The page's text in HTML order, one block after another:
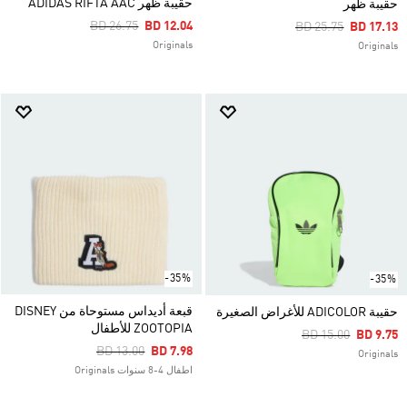
حقيبة ظهر
Price Reduced
BD 25.75ToBD 17.13
Originals
حقيبة ظهر ADIDAS RIFTA AAC
Price Reduced From
BD 26.75ToBD 12.04
Originals
-35%
حقيبة ADICOLOR للأغراض الصغيرة
Price Reduced
BD 15.00ToBD 9.75
Originals
-35%
قبعة أديداس مستوحاة من DISNEY
ZOOTOPIA للأطفال
Price Reduced From
BD 13.00ToBD 7.98
اطفال 4-8 سنوات Originals